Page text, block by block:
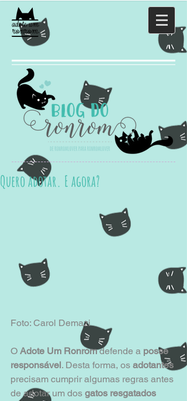
Quero adotar. E agora?
Foto: Carol Demazi
O Adote Um Ronrom defende a posse
responsável. Desta forma, os adotantes
precisam cumprir algumas regras antes
de adotar um dos gatos resgatados